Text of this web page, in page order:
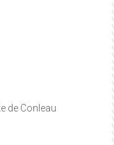
de Conleau